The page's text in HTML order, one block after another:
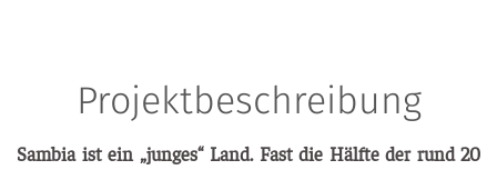
Projektbeschreibung
Sam­bia ist ein „jun­ges“ Land. Fast die Hälf­te der rund 20